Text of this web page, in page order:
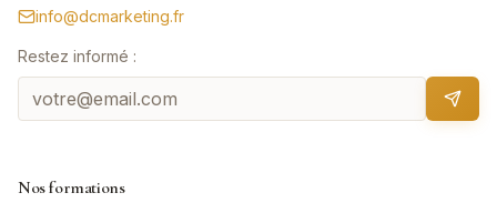
info@dcmarketing.fr
Restez informé :
Nos formations